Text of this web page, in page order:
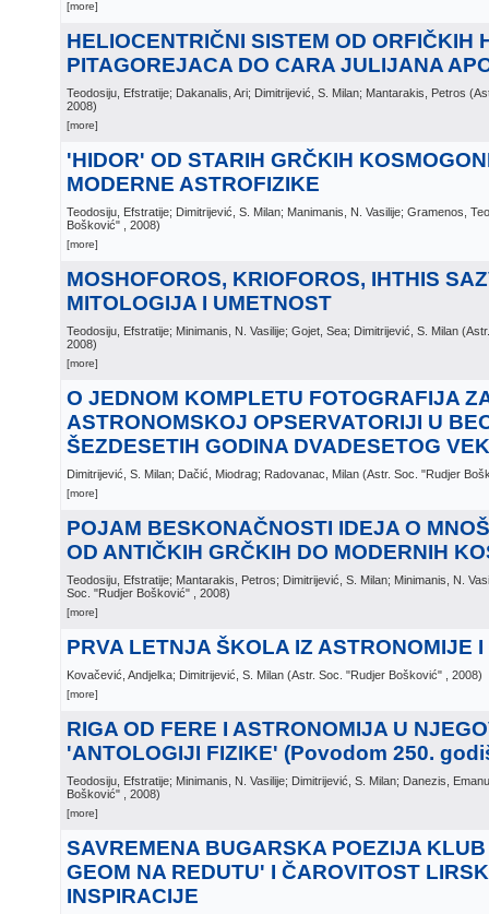
[more]
HELIOCENTRIČNI SISTEM OD ORFIČKIH
PITAGOREJACA DO CARA JULIJANA
Teodosiju, Efstratije; Dakanalis, Ari; Dimitrijević, S. Milan; Mantarakis, Petros (
2008)
[more]
'HIDOR' OD STARIH GRČKIH
MODERNE ASTROFIZIKE
Teodosiju, Efstratije; Dimitrijević, S. Milan; Manimanis, N. Vasilije; Gramenos,
Bošković"
, 2008)
[more]
MOSHOFOROS, KRIOFOROS, IHTHIS
MITOLOGIJA I UMETNOST
Teodosiju, Efstratije; Minimanis, N. Vasilije; Gojet, Sea; Dimitrijević, S. Milan (
2008)
[more]
O JEDNOM KOMPLETU FOTOGRAFIJA
ASTRONOMSKOJ OPSERVATORIJI U
ŠEZDESETIH GODINA DVADESETOG
Dimitrijević, S. Milan; Dačić, Miodrag; Radovanac, Milan (Astr. Soc. "Rudjer
[more]
POJAM BESKONAČNOSTI IDEJA O
OD ANTIČKIH GRČKIH DO MODERNIH
Teodosiju, Efstratije; Mantarakis, Petros; Dimitrijević, S. Milan; Minimanis, N.
Soc. "Rudjer Bošković"
, 2008)
[more]
PRVA LETNJA ŠKOLA IZ ASTRONOMIJE
Kovačević, Andjelka; Dimitrijević, S. Milan (Astr. Soc. "Rudjer Bošković" , 2008)
[more]
RIGA OD FERE I ASTRONOMIJA U
'ANTOLOGIJI FIZIKE' (Povodom 250.
Teodosiju, Efstratije; Minimanis, N. Vasilije; Dimitrijević, S. Milan; Danezis,
Bošković"
, 2008)
[more]
SAVREMENA BUGARSKA POEZIJA
GEOM NA REDUTU' I ČAROVITOST
INSPIRACIJE